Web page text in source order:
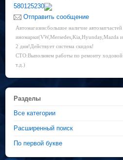
580125230
Отправить сообщение
Автомагазин:большое наличие автозапчастей
иномарки(VW,Mersedes,Kia,Hyunday,Mazda и
2 дня!Действует система скидок!
СТО:Выполняем работы по ремонту ходовой
т.д.)
Разделы
Все категории
Расширенный поиск
По первой букве